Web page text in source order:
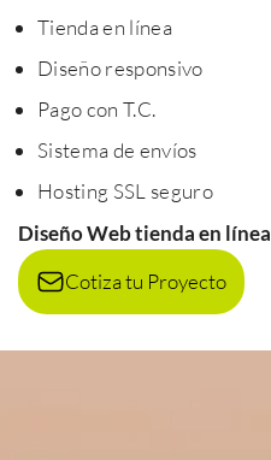
Tienda en línea
Diseño responsivo
Pago con T.C.
Sistema de envíos
Hosting SSL seguro
Diseño Web tienda en línea
Cotiza tu Proyecto